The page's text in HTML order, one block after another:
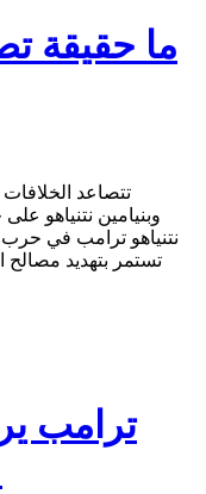
ما حقيقة
تتصاعد الخلافات
وبنيامين نتنياهو
نتنياهو ترامب في حرب
تستمر بتهديد مصالح
ترامب